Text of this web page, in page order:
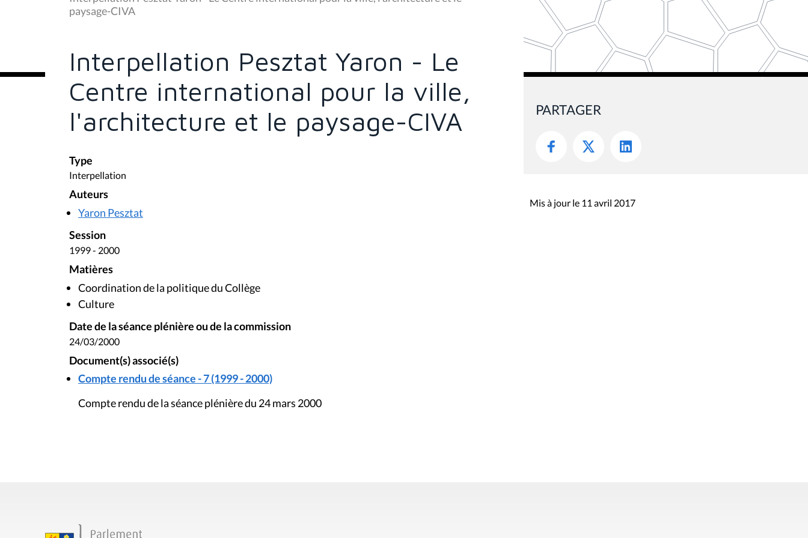
s
ê
:
paysage-CIVA
Interpellation Pesztat Yaron - Le
Centre international pour la ville,
l'architecture et le paysage-CIVA
Type
Interpellation
Auteurs
Yaron Pesztat
Session
1999 - 2000
Matières
Coordination de la politique du Collège
Culture
Date de la séance plénière ou de la commission
24/03/2000
Document(s) associé(s)
Compte rendu de séance - 7 (1999 - 2000)
Compte rendu de la séance plénière du 24 mars 2000
PARTAGER
Mis à jour le 11 avril 2017